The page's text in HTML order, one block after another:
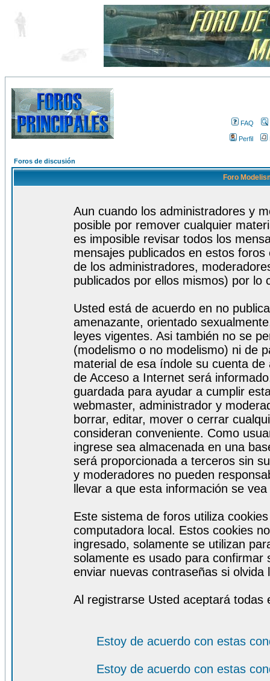
FAQ
Perfil
Foros de discusión
Foro
Aun cuando los administradores y
posible por remover cualquier
es imposible revisar todos los
mensajes publicados en estos
de los administradores,
publicados por ellos mismos) por lo
Usted está de acuerdo en no
amenazante, orientado
leyes vigentes. Asi también no se
(modelismo o no modelismo) ni de
material de esa índole su cuenta
de Acceso a Internet será
guardada para ayudar a cumplir
webmaster, administrador y
borrar, editar, mover o cerrar
consideran conveniente. Como
ingrese sea almacenada en una
será proporcionada a terceros sin
y moderadores no pueden
llevar a que esta información se
Este sistema de foros utiliza
computadora local. Estos cookies
ingresado, solamente se utilizan
solamente es usado para
enviar nuevas contraseñas si olvida
Al registrarse Usted aceptará todas
Estoy de acuerdo con estas
Estoy de acuerdo con estas